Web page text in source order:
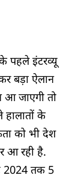
के पहले इंटरव्यू
बड़ा ऐलान
आ जाएगी तो
हालातों के
को भी देश
आ रही है.
2024 तक 5